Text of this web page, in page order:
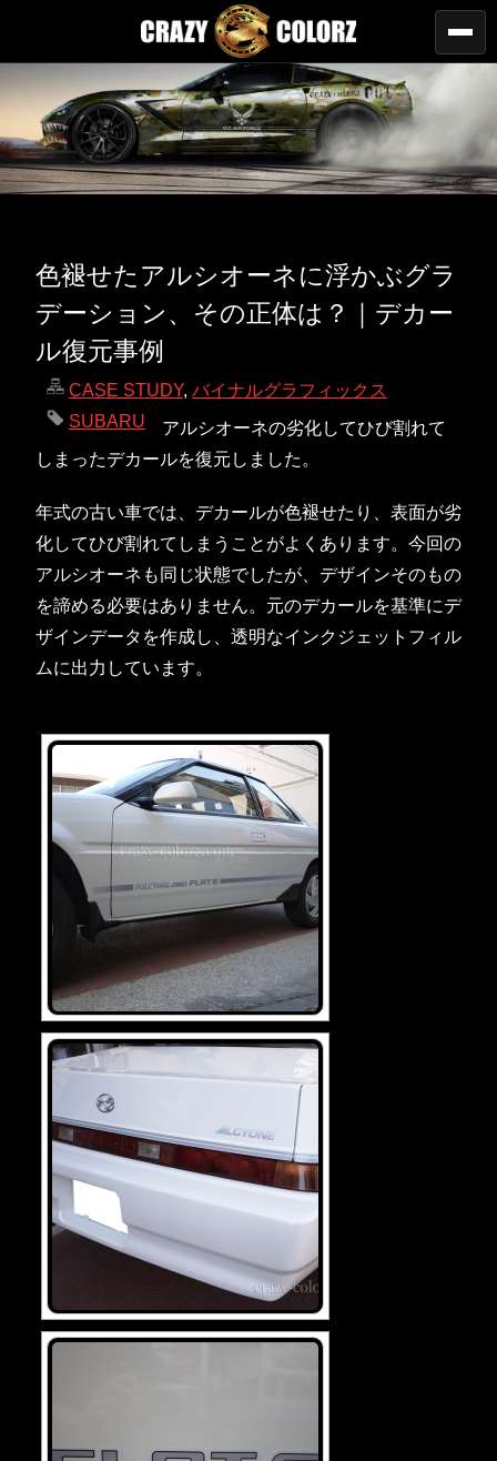
色褪せたアルシオーネに浮かぶグラ
デーション、その正体は？｜デカー
ル復元事例
CASE STUDY, バイナルグラフィックス
SUBARU
アルシオーネの劣化してひび割れて
しまったデカールを復元しました。
年式の古い車では、デカールが色褪せたり、表面が劣
化してひび割れてしまうことがよくあります。今回の
アルシオーネも同じ状態でしたが、デザインそのもの
を諦める必要はありません。元のデカールを基準にデ
ザインデータを作成し、透明なインクジェットフィル
ムに出力しています。